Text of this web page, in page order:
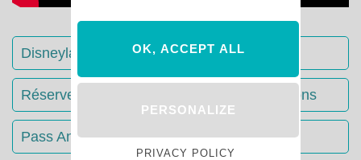
Disneyland Paris : Le guide complet
Réserver votre séjour : toutes les informations
Pass Annuels Disney : informations
OK, ACCEPT ALL
PERSONALIZE
PRIVACY POLICY